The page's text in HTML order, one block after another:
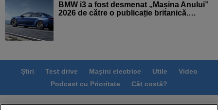
BMW i3 a fost desmenat „Mașina Anului”
2026 de către o publicație britanică.…
Știri Test drive Mașini electrice Utile
Video
Podcast cu Prioritate
Cât costă?
Termeni si conditii Politica de confidentialitate